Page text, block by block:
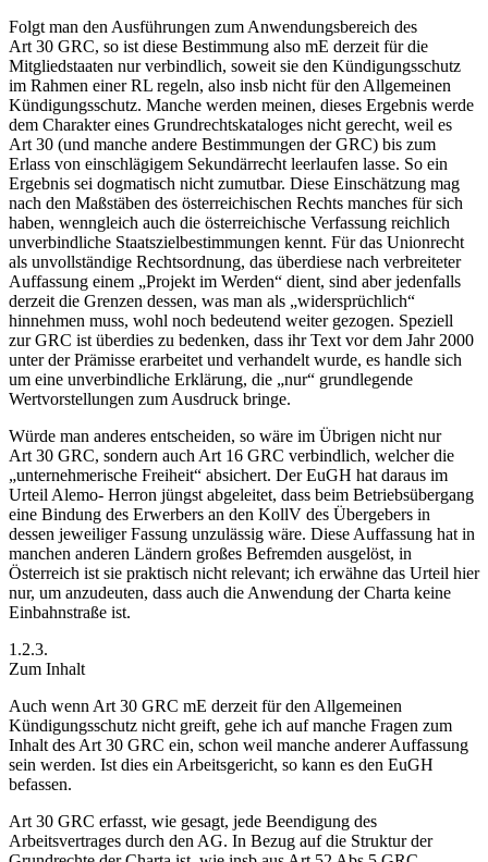
Folgt man den Ausführungen zum Anwendungsbereich des
Art 30 GRC, so ist diese Bestimmung also mE derzeit für die
Mitgliedstaaten nur verbindlich, soweit sie den Kündigungsschutz
im Rahmen einer RL regeln, also insb nicht für den Allgemeinen
Kündigungsschutz. Manche werden meinen, dieses Ergebnis werde
dem Charakter eines Grundrechtskataloges nicht gerecht, weil es
Art 30 (und manche andere Bestimmungen der GRC) bis zum
Erlass von einschlägigem Sekundärrecht leerlaufen lasse. So ein
Ergebnis sei dogmatisch nicht zumutbar. Diese Einschätzung mag
nach den Maßstäben des österreichischen Rechts manches für sich
haben, wenngleich auch die österreichische Verfassung reichlich
unverbindliche Staatszielbestimmungen kennt. Für das Unionrecht
als unvollständige Rechtsordnung, das überdiese nach verbreiteter
Auffassung einem „Projekt im Werden“ dient, sind aber jedenfalls
derzeit die Grenzen dessen, was man als „widersprüchlich“
hinnehmen muss, wohl noch bedeutend weiter gezogen. Speziell
zur GRC ist überdies zu bedenken, dass ihr Text vor dem Jahr 2000
unter der Prämisse erarbeitet und verhandelt wurde, es handle sich
um eine unverbindliche Erklärung, die „nur“ grundlegende
Wertvorstellungen zum Ausdruck bringe.
Würde man anderes entscheiden, so wäre im Übrigen nicht nur
Art 30 GRC, sondern auch Art 16 GRC verbindlich, welcher die
„unternehmerische Freiheit“ absichert. Der EuGH hat daraus im
Urteil Alemo- Herron jüngst abgeleitet, dass beim Betriebsübergang
eine Bindung des Erwerbers an den KollV des Übergebers in
dessen jeweiliger Fassung unzulässig wäre. Diese Auffassung hat in
manchen anderen Ländern großes Befremden ausgelöst, in
Österreich ist sie praktisch nicht relevant; ich erwähne das Urteil hier
nur, um anzudeuten, dass auch die Anwendung der Charta keine
Einbahnstraße ist.
1.2.3.
Zum Inhalt
Auch wenn Art 30 GRC mE derzeit für den Allgemeinen
Kündigungsschutz nicht greift, gehe ich auf manche Fragen zum
Inhalt des Art 30 GRC ein, schon weil manche anderer Auffassung
sein werden. Ist dies ein Arbeitsgericht, so kann es den EuGH
befassen.
Art 30 GRC erfasst, wie gesagt, jede Beendigung des
Arbeitsvertrages durch den AG. In Bezug auf die Struktur der